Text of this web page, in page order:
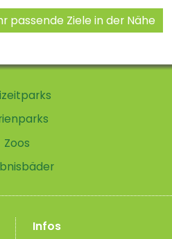
passende Ziele in der Nähe
Zoos
Infos